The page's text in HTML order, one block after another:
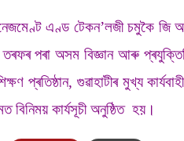
মেনেজমেণ্ট এণ্ড টেকন’লজী
তৰফৰ পৰা অসম বিজ্ঞান আৰু
প্ৰতিষ্ঠান, গুৱাহাটীৰ মুখ্য
কাৰ্যসূচী অনুষ্ঠিত হয়।